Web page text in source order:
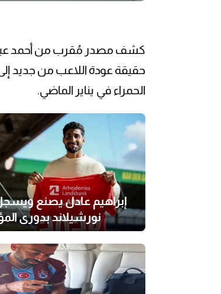
كشف مصدر مُقرب من أحمد عبد
حقيقة عودة اللاعب من جديد
الحمراء في يناير الماضي.
إبراهيم عادل يصنع
نورشيلاند بدوري